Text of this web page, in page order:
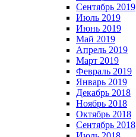
Сентябрь 2019
Июль 2019
Июнь 2019
Май 2019
Апрель 2019
Март 2019
Февраль 2019
Январь 2019
Декабрь 2018
Ноябрь 2018
Октябрь 2018
Сентябрь 2018